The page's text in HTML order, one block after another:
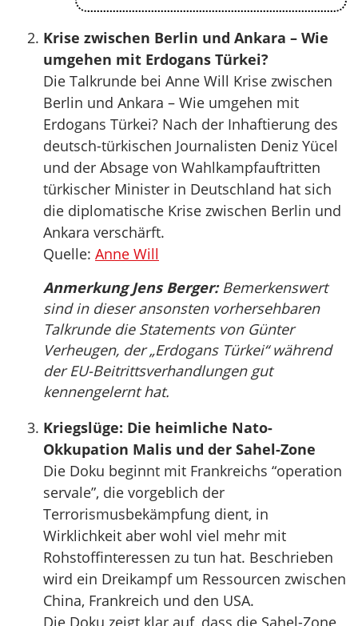
Krise zwischen Berlin und Ankara – Wie
umgehen mit Erdogans Türkei?
Die Talkrunde bei Anne Will Krise zwischen
Berlin und Ankara – Wie umgehen mit
Erdogans Türkei? Nach der Inhaftierung des
deutsch-türkischen Journalisten Deniz Yücel
und der Absage von Wahlkampfauftritten
türkischer Minister in Deutschland hat sich
die diplomatische Krise zwischen Berlin und
Ankara verschärft.
Quelle: Anne Will
Anmerkung Jens Berger:Bemerkenswert
sind in dieser ansonsten vorhersehbaren
Talkrunde die Statements von Günter
Verheugen, der „Erdogans Türkei“ während
der EU-Beitrittsverhandlungen gut
kennengelernt hat.
Kriegslüge: Die heimliche Nato-
Okkupation Malis und der Sahel-Zone
Die Doku beginnt mit Frankreichs “operation
servale”, die vorgeblich der
Terrorismusbekämpfung dient, in
Wirklichkeit aber wohl viel mehr mit
Rohstoffinteressen zu tun hat. Beschrieben
wird ein Dreikampf um Ressourcen zwischen
China, Frankreich und den USA.
Die Doku zeigt klar auf, dass die Sahel-Zone